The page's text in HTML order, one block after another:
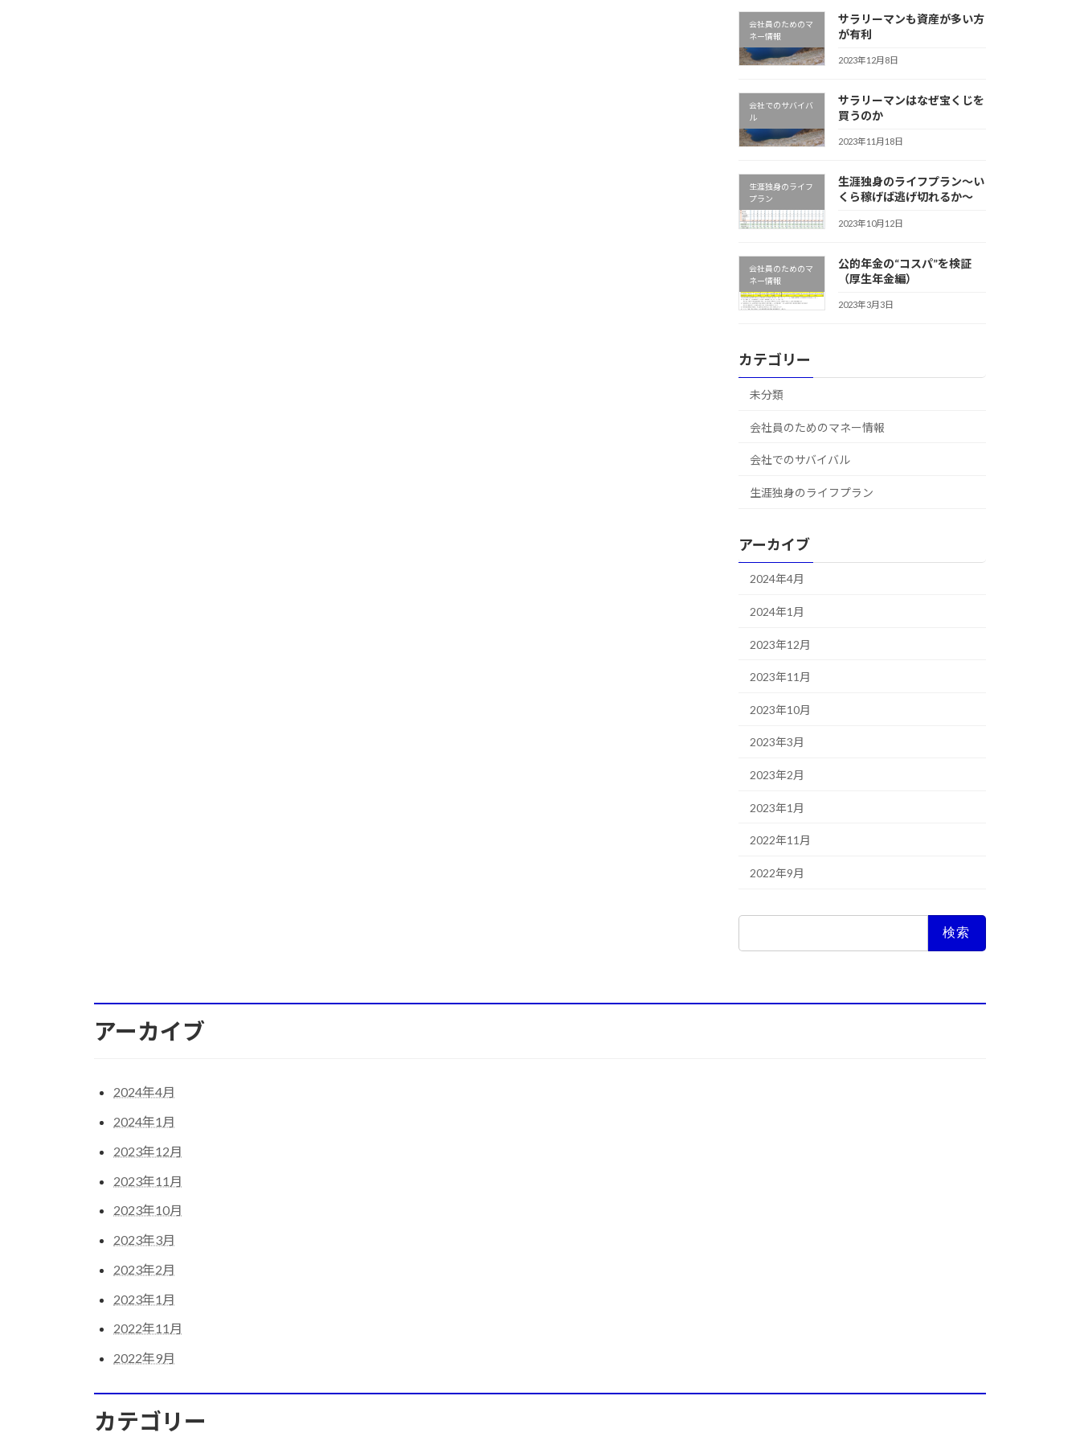
会社員のためのマ
ネー情報
サラリーマンも資産が多い方
が有利
2023年12月8日
会社でのサバイバ
ル
サラリーマンはなぜ宝くじを
買うのか
2023年11月18日
生涯独身のライフ
プラン
生涯独身のライフプラン～い
くら稼げば逃げ切れるか～
2023年10月12日
会社員のためのマ
ネー情報
公的年金の“コスパ”を検証
（厚生年金編）
2023年3月3日
カテゴリー
未分類
会社員のためのマネー情報
会社でのサバイバル
生涯独身のライフプラン
アーカイブ
2024年4月
2024年1月
2023年12月
2023年11月
2023年10月
2023年3月
2023年2月
2023年1月
2022年11月
2022年9月
アーカイブ
2024年4月
2024年1月
2023年12月
2023年11月
2023年10月
2023年3月
2023年2月
2023年1月
2022年11月
2022年9月
カテゴリー